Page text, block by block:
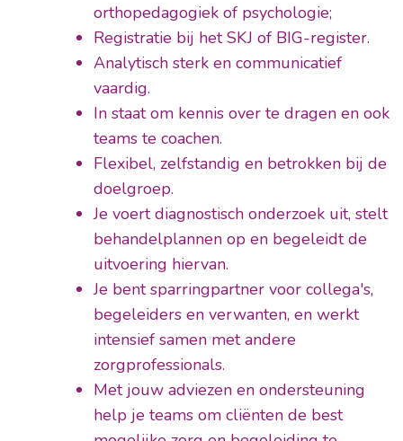
orthopedagogiek of psychologie;
Registratie bij het SKJ of BIG-register.
Analytisch sterk en communicatief
vaardig.
In staat om kennis over te dragen en ook
teams te coachen.
Flexibel, zelfstandig en betrokken bij de
doelgroep.
Je voert diagnostisch onderzoek uit, stelt
behandelplannen op en begeleidt de
uitvoering hiervan.
Je bent sparringpartner voor collega's,
begeleiders en verwanten, en werkt
intensief samen met andere
zorgprofessionals.
Met jouw adviezen en ondersteuning
help je teams om cliënten de best